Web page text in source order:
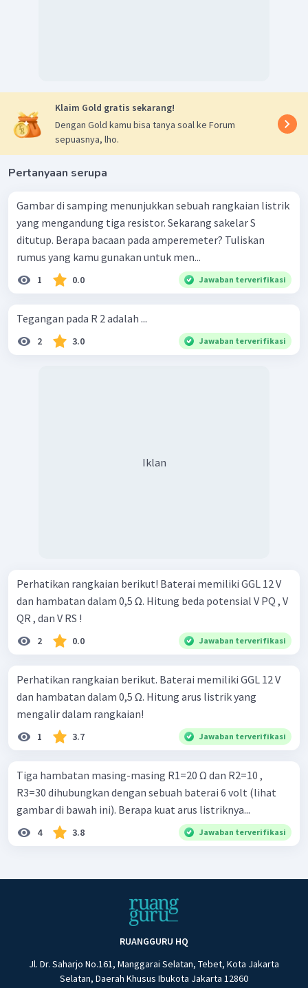
Klaim Gold gratis sekarang!
Dengan Gold kamu bisa tanya soal ke Forum
sepuasnya, lho.
Pertanyaan serupa
Gambar di samping menunjukkan sebuah rangkaian listrik
yang mengandung tiga resistor. Sekarang sakelar S
ditutup. Berapa bacaan pada amperemeter? Tuliskan
rumus yang kamu gunakan untuk men...
1 0.0 Jawaban terverifikasi
Tegangan pada R 2 adalah ...
2 3.0 Jawaban terverifikasi
Iklan
Perhatikan rangkaian berikut! Baterai memiliki GGL 12 V
dan hambatan dalam 0,5 Ω. Hitung beda potensial V PQ , V
QR , dan V RS !
2 0.0 Jawaban terverifikasi
Perhatikan rangkaian berikut. Baterai memiliki GGL 12 V
dan hambatan dalam 0,5 Ω. Hitung arus listrik yang
mengalir dalam rangkaian!
1 3.7 Jawaban terverifikasi
Tiga hambatan masing-masing R1=20 Ω dan R2=10 ,
R3=30 dihubungkan dengan sebuah baterai 6 volt (lihat
gambar di bawah ini). Berapa kuat arus listriknya...
4 3.8 Jawaban terverifikasi
RUANGGURU HQ
Jl. Dr. Saharjo No.161, Manggarai Selatan, Tebet, Kota Jakarta
Selatan, Daerah Khusus Ibukota Jakarta 12860